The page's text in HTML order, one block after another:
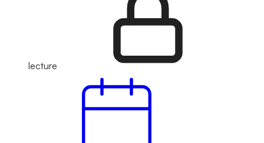
lecture